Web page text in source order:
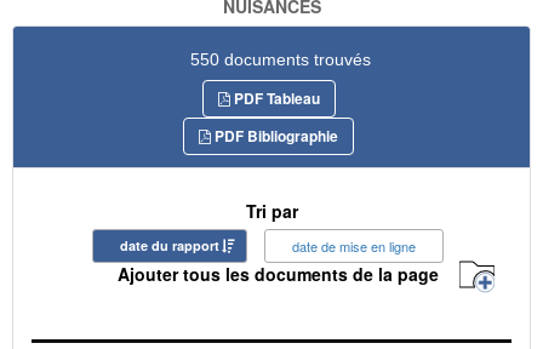
NUISANCES
550 documents trouvés
PDF Tableau
PDF Bibliographie
Tri par
date du rapport date de mise en ligne
Ajouter tous les documents de la page